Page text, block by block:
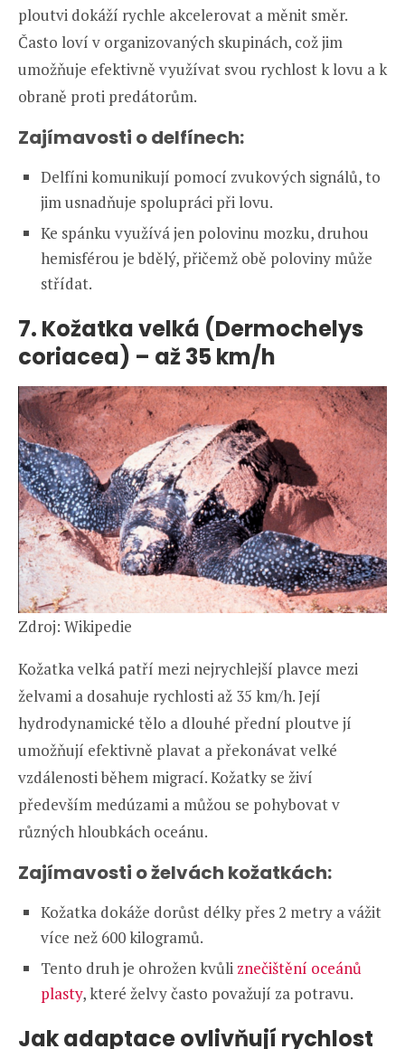
ploutvi dokáží rychle akcelerovat a měnit směr.
Často loví v organizovaných skupinách, což jim
umožňuje efektivně využívat svou rychlost k lovu a k
obraně proti predátorům.
Zajímavosti o delfínech:
Delfíni komunikují pomocí zvukových signálů, to
jim usnadňuje spolupráci při lovu.
Ke spánku využívá jen polovinu mozku, druhou
hemisférou je bdělý, přičemž obě poloviny může
střídat.
7. Kožatka velká (Dermochelys
coriacea) – až 35 km/h
Zdroj: Wikipedie
Kožatka velká patří mezi nejrychlejší plavce mezi
želvami a dosahuje rychlosti až 35 km/h. Její
hydrodynamické tělo a dlouhé přední ploutve jí
umožňují efektivně plavat a překonávat velké
vzdálenosti během migrací. Kožatky se živí
především medúzami a můžou se pohybovat v
různých hloubkách oceánu.
Zajímavosti o želvách kožatkách:
Kožatka dokáže dorůst délky přes 2 metry a vážit
více než 600 kilogramů.
Tento druh je ohrožen kvůli znečištění oceánů
plasty, které želvy často považují za potravu.
Jak adaptace ovlivňují rychlost